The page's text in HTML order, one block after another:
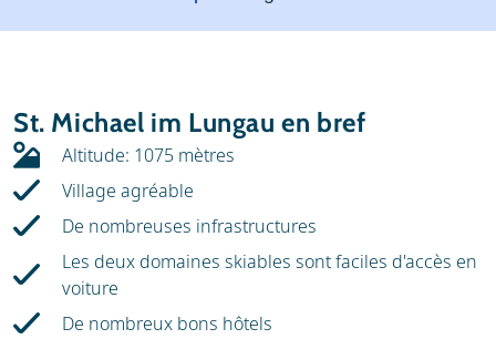
Location
Location de ski
St. Michael im Lungau en bref
Altitude: 1075 mètres
Village agréable
De nombreuses infrastructures
Les deux domaines skiables sont faciles d'accès en
voiture
De nombreux bons hôtels